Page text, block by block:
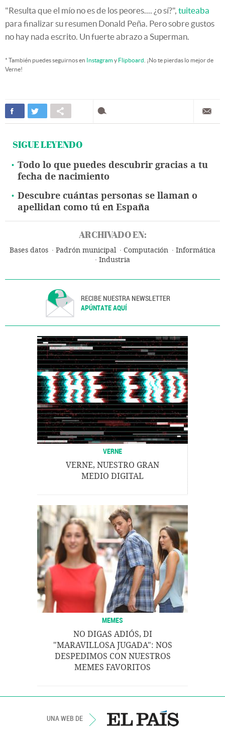
"Resulta que el mío no es de los peores.... ¿o sí?", tuiteaba
para finalizar su resumen Donald Peña. Pero sobre gustos
no hay nada escrito. Un fuerte abrazo a Superman.
* También puedes seguirnos en Instagramy Flipboard . ¡No te pierdas lo mejor de
Verne!
SIGUE LEYENDO
Todo lo que puedes descubrir gracias a tu
fecha de nacimiento
Descubre cuántas personas se llaman o
apellidan como tú en España
ARCHIVADO EN:
Bases datos Padrón municipal Computación
Informática
Industria
RECIBE NUESTRA NEWSLETTER
APÚNTATE AQUÍ
VERNE
VERNE, NUESTRO GRAN
MEDIO DIGITAL
MEMES
NO DIGAS ADIÓS, DI
"MARAVILLOSA JUGADA": NOS
DESPEDIMOS CON NUESTROS
MEMES FAVORITOS
UNA WEB DE